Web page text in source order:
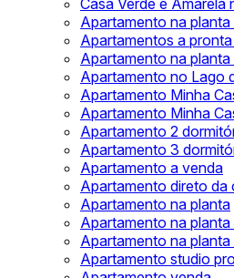
Casa Verde e Amarela
Apartamento na
Apartamentos a
Apartamento na planta
Apartamento no Lago
Apartamento Minha
Apartamento Minha
Apartamento 2
Apartamento 3
Apartamento a venda
Apartamento direto da
Apartamento na planta
Apartamento na
Apartamento na
Apartamento studio